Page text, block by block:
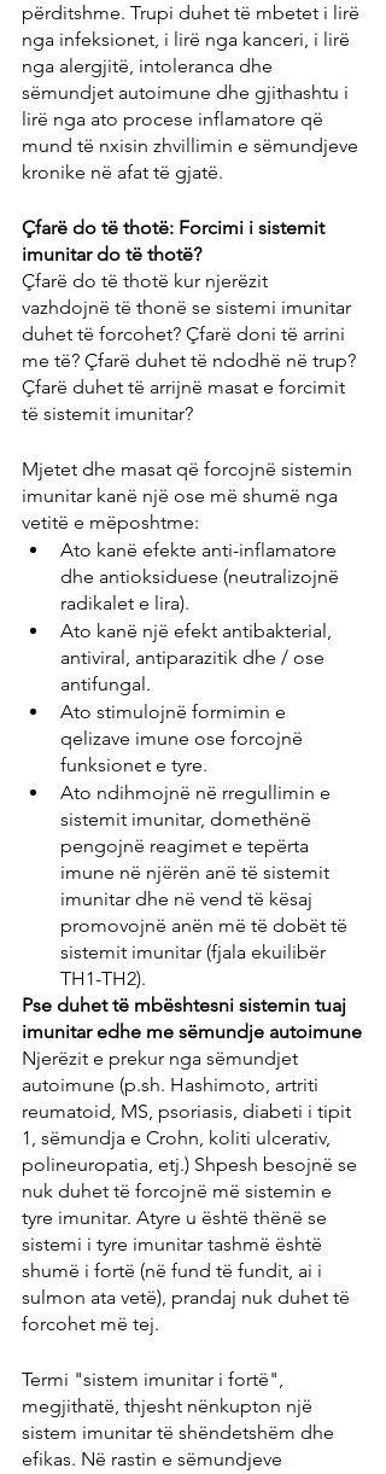
përditshme. Trupi duhet të mbetet i lirë
nga infeksionet, i lirë nga kanceri, i lirë
nga alergjitë, intoleranca dhe
sëmundjet autoimune dhe gjithashtu i
lirë nga ato procese inflamatore që
mund të nxisin zhvillimin e sëmundjeve
kronike në afat të gjatë.
Çfarë do të thotë: Forcimi i sistemit
imunitar do të thotë?
Çfarë do të thotë kur njerëzit
vazhdojnë të thonë se sistemi imunitar
duhet të forcohet? Çfarë doni të arrini
me të? Çfarë duhet të ndodhë në trup?
Çfarë duhet të arrijnë masat e forcimit
të sistemit imunitar?
Mjetet dhe masat që forcojnë sistemin
imunitar kanë një ose më shumë nga
vetitë e mëposhtme:
Ato kanë efekte anti-inflamatore
dhe antioksiduese (neutralizojnë
radikalet e lira).
Ato kanë një efekt antibakterial,
antiviral, antiparazitik dhe / ose
antifungal.
Ato stimulojnë formimin e
qelizave imune ose forcojnë
funksionet e tyre.
Ato ndihmojnë në rregullimin e
sistemit imunitar, domethënë
pengojnë reagimet e tepërta
imune në njërën anë të sistemit
imunitar dhe në vend të kësaj
promovojnë anën më të dobët të
sistemit imunitar (fjala ekuilibër
TH1-TH2).
Pse duhet të mbështesni sistemin tuaj
imunitar edhe me sëmundje autoimune
Njerëzit e prekur nga sëmundjet
autoimune (p.sh. Hashimoto, artriti
reumatoid, MS, psoriasis, diabeti i tipit
1, sëmundja e Crohn, koliti ulcerativ,
polineuropatia, etj.) Shpesh besojnë se
nuk duhet të forcojnë më sistemin e
tyre imunitar. Atyre u është thënë se
sistemi i tyre imunitar tashmë është
shumë i fortë (në fund të fundit, ai i
sulmon ata vetë), prandaj nuk duhet të
forcohet më tej.
Termi "sistem imunitar i fortë",
megjithatë, thjesht nënkupton një
sistem imunitar të shëndetshëm dhe
efikas. Në rastin e sëmundjeve